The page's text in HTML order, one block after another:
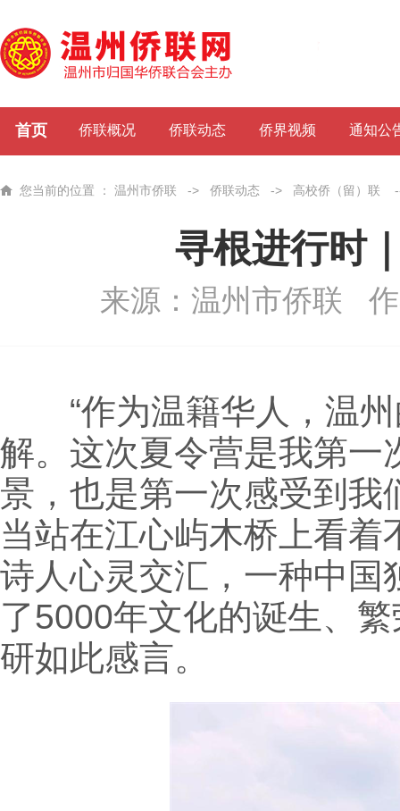
首页 侨联概况 侨联动态 侨界视频 通知公
您当前的位置 ： 温州市侨联 -> 侨联动态 -> 高校侨（留）联
寻根进行时
来源：温州市侨联
“作为温籍华人，温州
解。这次夏令营是我第一
景，也是第一次感受到我
当站在江心屿木桥上看
诗人心灵交汇，一种中国
了5000年文化的诞生、
研如此感言。